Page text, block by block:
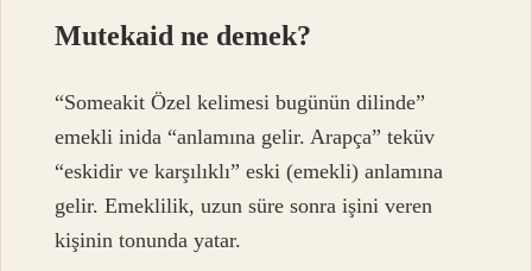
Mutekaid ne demek?
“Someakit Özel kelimesi bugünün dilinde”
emekli inida “anlamına gelir. Arapça” teküv
“eskidir ve karşılıklı” eski (emekli) anlamına
gelir. Emeklilik, uzun süre sonra işini veren
kişinin tonunda yatar.